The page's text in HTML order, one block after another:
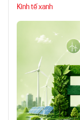
Kinh tế xanh